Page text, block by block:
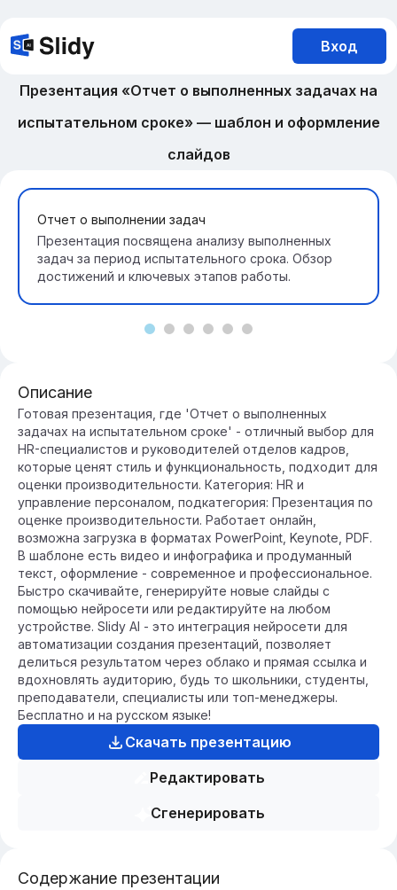
Вход
Презентация «Отчет о выполненных задачах на
испытательном сроке» — шаблон и оформление
слайдов
Отчет о выполнении задач
Презентация посвящена анализу выполненных
задач за период испытательного срока. Обзор
достижений и ключевых этапов работы.
Описание
Готовая презентация, где 'Отчет о выполненных
задачах на испытательном сроке' - отличный выбор для
HR-специалистов и руководителей отделов кадров,
которые ценят стиль и функциональность, подходит для
оценки производительности. Категория: HR и
управление персоналом, подкатегория: Презентация по
оценке производительности. Работает онлайн,
возможна загрузка в форматах PowerPoint, Keynote, PDF.
В шаблоне есть видео и инфографика и продуманный
текст, оформление - современное и профессиональное.
Быстро скачивайте, генерируйте новые слайды с
помощью нейросети или редактируйте на любом
устройстве. Slidy AI - это интеграция нейросети для
автоматизации создания презентаций, позволяет
делиться результатом через облако и прямая ссылка и
вдохновлять аудиторию, будь то школьники, студенты,
преподаватели, специалисты или топ-менеджеры.
Бесплатно и на русском языке!
Скачать презентацию
Редактировать
Сгенерировать
Содержание презентации